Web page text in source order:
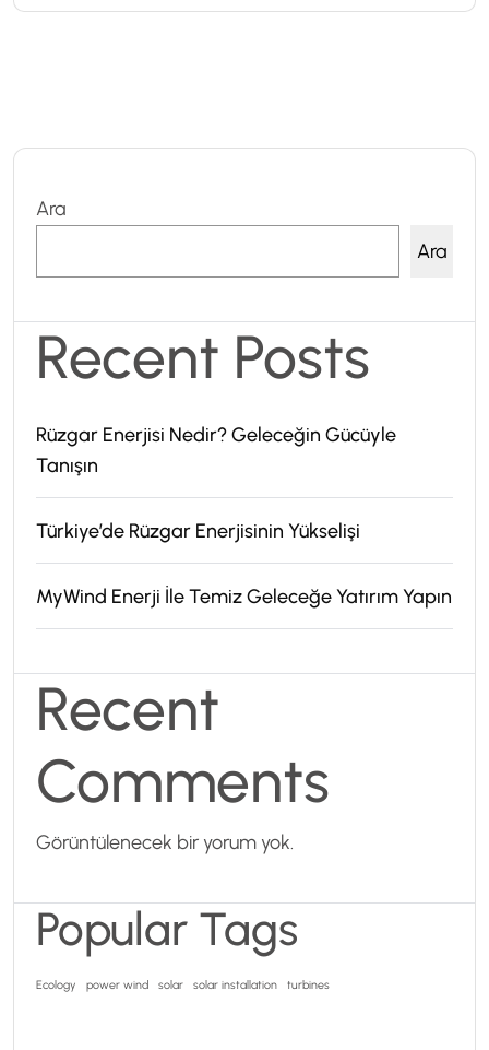
Ara
Ara
Recent Posts
Rüzgar Enerjisi Nedir? Geleceğin Gücüyle
Tanışın
Türkiye’de Rüzgar Enerjisinin Yükselişi
MyWind Enerji İle Temiz Geleceğe Yatırım Yapın
Recent
Comments
Görüntülenecek bir yorum yok.
Popular Tags
Ecology power wind solar solar installation turbines